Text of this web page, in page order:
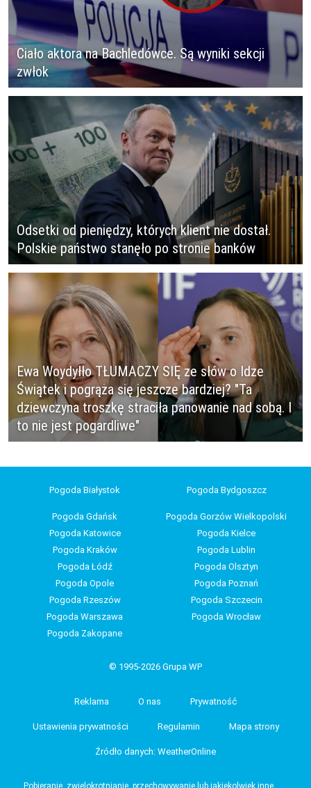
Ciało aktora na Bachledówce. Są wyniki sekcji
zwłok
Odsetki od pieniędzy, których klient nie dostał.
Polskie państwo stanęło po stronie banków
Ewa Woydyłło TŁUMACZY SIĘ ze słów o Idze
Świątek i pogrąża się jeszcze bardziej? "Ta
dziewczyna troszkę straciła panowanie nad sobą. I
to nie jest pogardliwe"
Pogoda Białystok Pogoda Bydgoszcz
Pogoda Gdańsk
Pogoda Gorzów Wielkopolski
Pogoda Katowice
Pogoda Kielce
Pogoda Kraków
Pogoda Lublin
Pogoda Łódź
Pogoda Olsztyn
Pogoda Opole
Pogoda Poznań
Pogoda Rzeszów
Pogoda Szczecin
Pogoda Warszawa
Pogoda Wrocław
Pogoda Zakopane
© 1995-2026 Grupa WP
Reklama O nas Prywatność
Ustawienia prywatności Regulamin Mapa strony
Źródło danych: WeatherOnline
Pobieranie, zwielokrotnianie, przechowywanie lub jakiekolwiek inne